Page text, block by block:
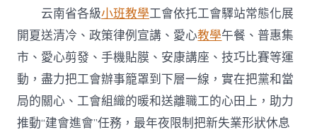
云南省各級小班教學工會依托工會驛站常態化展
開夏送清冷、政策律例宣講、愛心教學午餐、普惠集
市、愛心剪發、手機貼膜、安康講座、技巧比賽等運
動，盡力把工會辦事籠罩到下層一線，實在把黨和當
局的關心、工會組織的暖和送離職工的心田上，助力
推動“建會進會”任務，最年夜限制把新失業形狀休息